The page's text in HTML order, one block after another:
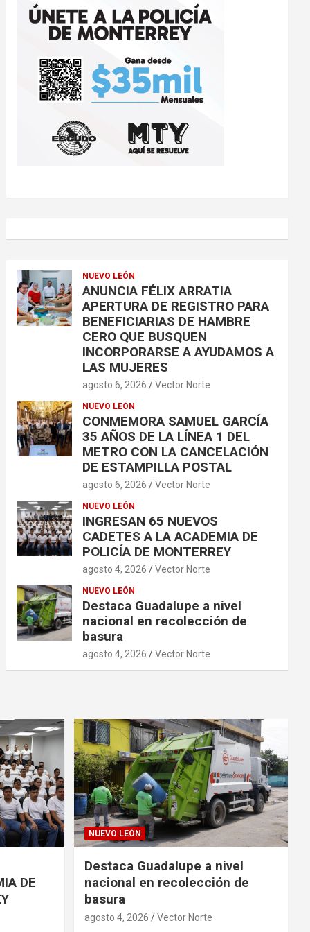
NUEVO LEÓN
ANUNCIA FÉLIX ARRATIA
APERTURA DE REGISTRO PARA
BENEFICIARIAS DE HAMBRE
CERO QUE BUSQUEN
INCORPORARSE A AYUDAMOS A
LAS MUJERES
agosto 6, 2026 Vector Norte
NUEVO LEÓN
CONMEMORA SAMUEL GARCÍA
35 AÑOS DE LA LÍNEA 1 DEL
METRO CON LA CANCELACIÓN
DE ESTAMPILLA POSTAL
agosto 6, 2026 Vector Norte
NUEVO LEÓN
INGRESAN 65 NUEVOS
CADETES A LA ACADEMIA DE
POLICÍA DE MONTERREY
agosto 4, 2026 Vector Norte
NUEVO LEÓN
Destaca Guadalupe a nivel
nacional en recolección de
basura
agosto 4, 2026 Vector Norte
DE
NUEVO LEÓN
Destaca Guadalupe a nivel
nacional en recolección de
basura
agosto 4, 2026 Vector Norte